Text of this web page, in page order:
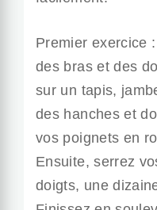
Premier exercice
des bras et des
sur un tapis,
des hanches et
vos poignets en
Ensuite, serrez
doigts, une